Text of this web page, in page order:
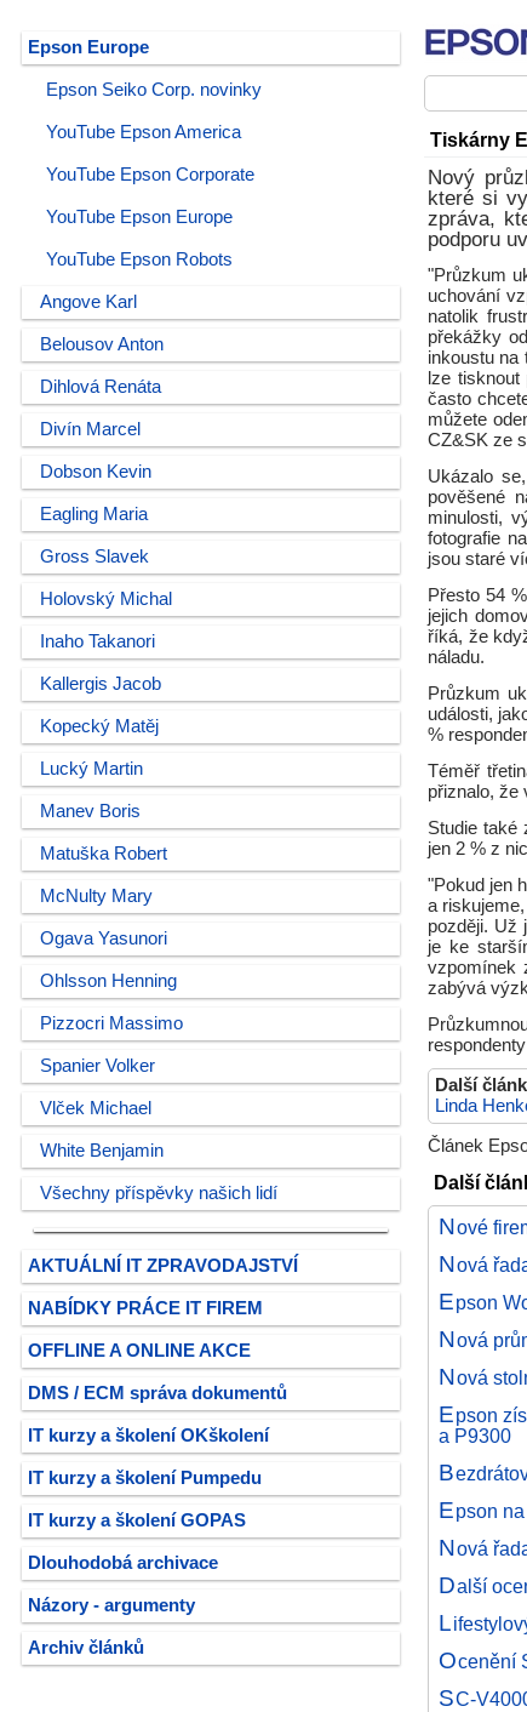
Epson Europe
Epson Seiko Corp. novinky
YouTube Epson America
YouTube Epson Corporate
YouTube Epson Europe
YouTube Epson Robots
Angove Karl
Belousov Anton
Dihlová Renáta
Divín Marcel
Dobson Kevin
Eagling Maria
Gross Slavek
Holovský Michal
Inaho Takanori
Kallergis Jacob
Kopecký Matěj
Lucký Martin
Manev Boris
Matuška Robert
McNulty Mary
Ogava Yasunori
Ohlsson Henning
Pizzocri Massimo
Spanier Volker
Vlček Michael
White Benjamin
Všechny příspěvky našich lidí
AKTUÁLNÍ IT ZPRAVODAJSTVÍ
NABÍDKY PRÁCE IT FIREM
OFFLINE A ONLINE AKCE
DMS / ECM správa dokumentů
IT kurzy a školení OKškolení
IT kurzy a školení Pumpedu
IT kurzy a školení GOPAS
Dlouhodobá archivace
Názory - argumenty
Archiv článků
Tiskárny
Nový
které si
zpráva,
podporu
"Průzkum
uchování
natolik
překážky
inkoustu na
lze
často
můžete
CZ&SK ze
Ukázalo
pověšené
minulosti,
fotografie
jsou staré
Přesto 54
jejich
říká, že
náladu.
Průzkum
události,
%
Téměř
přiznalo, že
Studie také
jen 2 % z
"Pokud jen
a
později. Už
je ke
vzpomínek
zabývá
Další
Linda
Článek
Další
Nové
Nová
Epson
Nová
Nová
Epson
a P9300
B
Epson
Nová
Další
L
Ocenění
SC-